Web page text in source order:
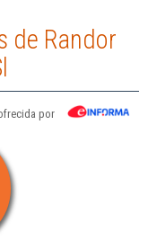
de Randor
por